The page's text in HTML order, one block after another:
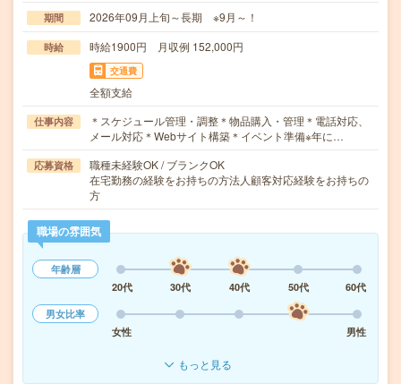
期間 2026年09月上旬～長期 ※9月～！
時給 時給1900円 月収例 152,000円
交通費
全額支給
仕事内容
＊スケジュール管理・調整＊物品購入・管理＊電話対応、
メール対応＊Webサイト構築＊イベント準備※年に…
応募資格
職種未経験OK / ブランクOK
在宅勤務の経験をお持ちの方法人顧客対応経験をお持ちの
方
職場の雰囲気
年齢層
20代
30代 40代 50代
60代
男女比率
女性
男性
もっと見る